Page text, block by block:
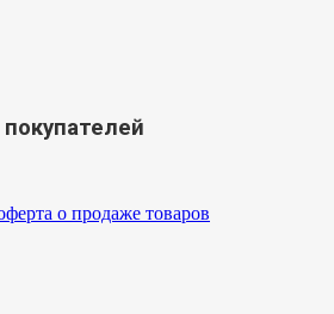
о продаже товаров